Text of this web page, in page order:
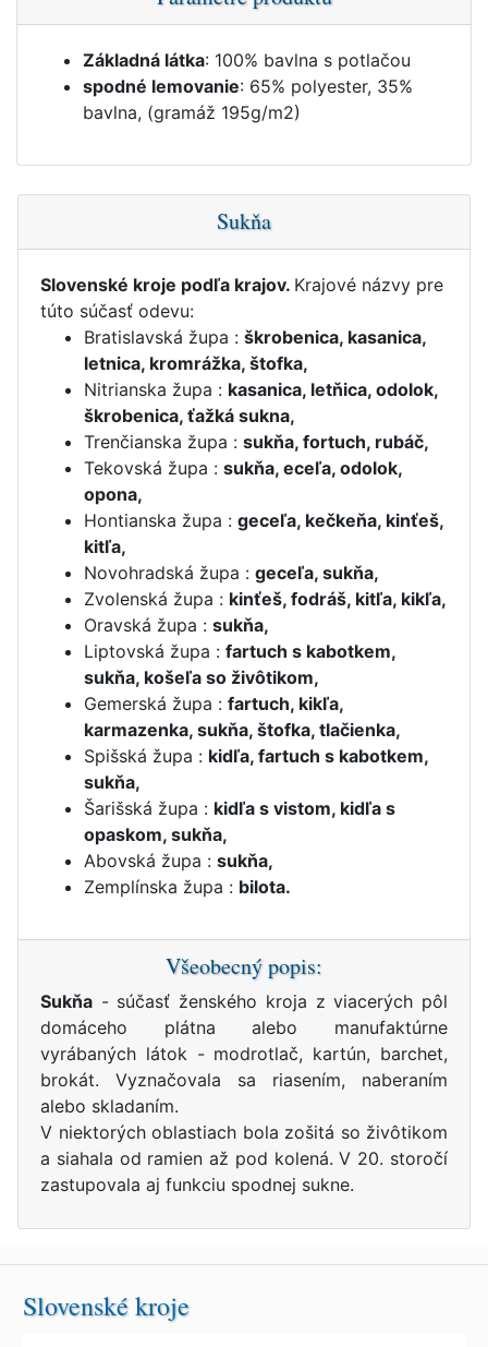
Základná látka: 100% bavlna s potlačou
spodné lemovanie: 65% polyester, 35%
bavlna, (gramáž 195g/m2)
Sukňa
Slovenské kroje podľa krajov. Krajové názvy pre
túto súčasť odevu:
Bratislavská župa : škrobenica, kasanica,
letnica, kromrážka, štofka,
Nitrianska župa : kasanica, letňica, odolok,
škrobenica, ťažká sukna,
Trenčianska župa : sukňa, fortuch, rubáč,
Tekovská župa : sukňa, eceľa, odolok,
opona,
Hontianska župa : geceľa, kečkeňa, kinťeš,
kitľa,
Novohradská župa : geceľa, sukňa,
Zvolenská župa : kinťeš, fodráš, kitľa, kikľa,
Oravská župa : sukňa,
Liptovská župa : fartuch s kabotkem,
sukňa, košeľa so živôtikom,
Gemerská župa : fartuch, kikľa,
karmazenka, sukňa, štofka, tlačienka,
Spišská župa : kidľa, fartuch s kabotkem,
sukňa,
Šarišská župa : kidľa s vistom, kidľa s
opaskom, sukňa,
Abovská župa : sukňa,
Zemplínska župa : bilota.
Všeobecný popis:
Sukňa - súčasť ženského kroja z viacerých pôl
domáceho plátna alebo manufaktúrne
vyrábaných látok - modrotlač, kartún, barchet,
brokát. Vyznačovala sa riasením, naberaním
alebo skladaním.
V niektorých oblastiach bola zošitá so živôtikom
a siahala od ramien až pod kolená. V 20. storočí
zastupovala aj funkciu spodnej sukne.
Slovenské kroje